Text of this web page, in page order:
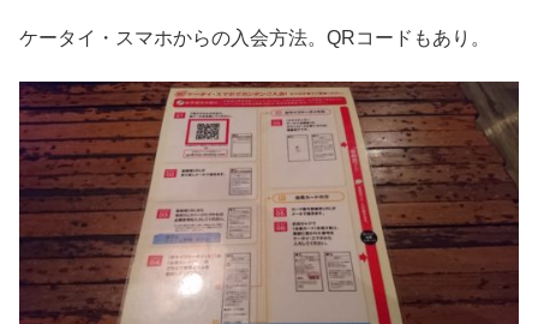
ケータイ・スマホからの入会方法。QRコードもあり。